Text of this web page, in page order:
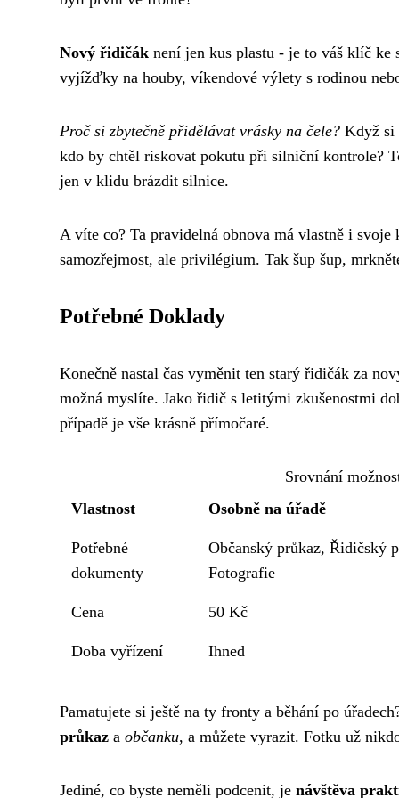
Nový řidičák není jen kus plastu - je to váš klíč ke
vyjížďky na houby, víkendové výlety s rodinou
Proč si zbytečně přidělávat vrásky na čele? Když si
kdo by chtěl riskovat pokutu při silniční kontrole?
jen v klidu brázdit silnice.
A víte co? Ta pravidelná obnova má vlastně i
samozřejmost, ale privilégium. Tak šup šup,
Potřebné Doklady
Konečně nastal čas vyměnit ten starý řidičák za
možná myslíte. Jako řidič s letitými zkušenostmi
případě je vše krásně přímočaré.
Srovnání
Vlastnost
Osobně na úřadě
Potřebné
dokumenty
Občanský průkaz, Řidičský
Fotografie
Cena 50 Kč
Doba vyřízení Ihned
Pamatujete si ještě na ty fronty a běhání po
průkaz a občanku, a můžete vyrazit. Fotku už
Jediné, co byste neměli podcenit, je návštěva